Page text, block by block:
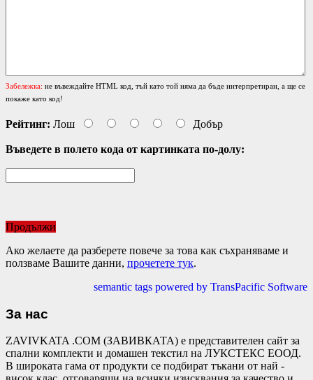
Забележка: не въвеждайте HTML код, тъй като той няма да бъде интерпретиран, а ще се
покаже като код!
Рейтинг: Лош Добър
Въведете в полето кода от картинката по-долу:
Продължи
Ако желаете да разберете повече за това как съхраняваме и
ползваме Вашите данни, прочетете тук.
semantic tags powered by TransPacific Software
За нас
ZAVIVKATA .COM (ЗАВИВКАТА) е представителен сайт за
спални комплекти и домашен текстил на ЛУКСТЕКС ЕООД.
В широката гама от продукти се подбират тъкани от най -